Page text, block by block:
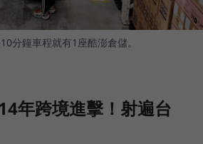
分鐘車程就有1座酷澎倉儲。
年跨境進擊！射遍台